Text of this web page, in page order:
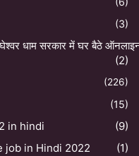
(3)
धाम सरकार में घर बैठे
(2)
(226)
(15)
in hindi
(9)
job in Hindi 2022
(1)